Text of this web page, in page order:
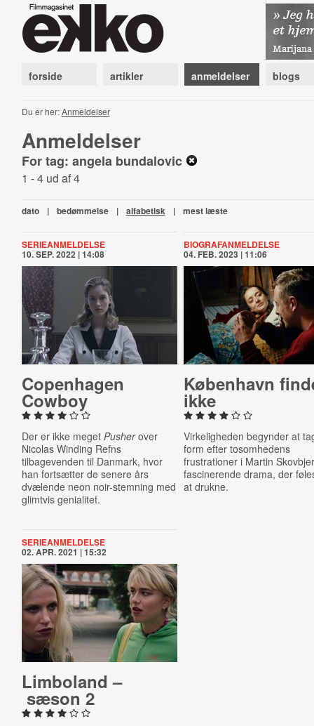
forside artikler anmeldelser blogs
Du er her:Anmeldelser
Anmeldelser
For tag: angela bundalovic
1 - 4 ud af 4
dato | bedømmelse | alfabetisk | mest læste
SERIEANMELDELSE
10. SEP. 2022 | 14:08
Copen­ha­gen
Cowboy
Der er ikke meget Pusherover
Nicolas Winding Refns
tilbagevenden til Danmark, hvor
han fortsætter de senere års
dvælende neon noir-stemning med
glimtvis genialitet.
BIOGRAFANMELDELSE
04. FEB. 2023 | 11:06
København
ikke
Virkeligheden begynder at
form efter tosomhedens
frustrationer i Martin
fascinerende drama, der
at drukne.
SERIEANMELDELSE
02. APR. 2021 | 15:32
Limboland –
sæson 2